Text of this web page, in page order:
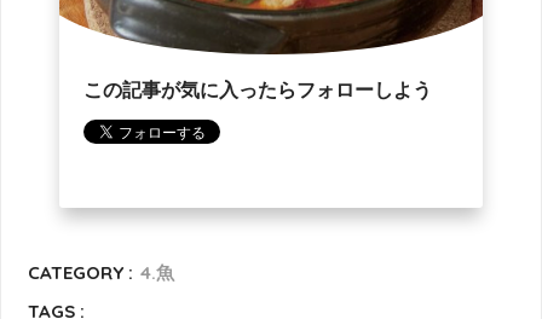
この記事が気に入ったらフォローしよう
CATEGORY : 4.魚
TAGS :